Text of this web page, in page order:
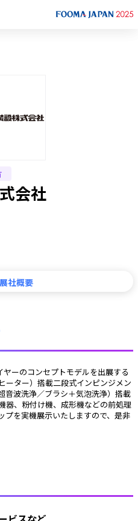
会社
社概要
ーター）搭載二段式インピンジメン
音波洗浄／ブラシ＋気泡洗浄）搭載
器、粉付け機、成形機などの前処理
プを実機展示いたしますので、是非